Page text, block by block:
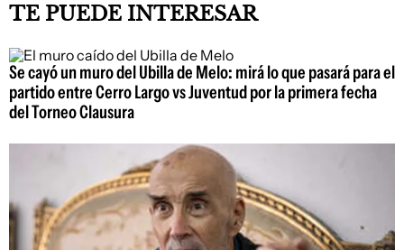
TE PUEDE INTERESAR
Se cayó un muro del Ubilla de Melo: mirá lo que pasará para el
partido entre Cerro Largo vs Juventud por la primera fecha
del Torneo Clausura